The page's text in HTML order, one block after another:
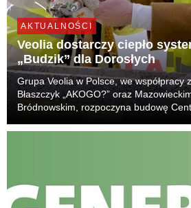
AKTUALNOŚCI
Veolia dostarczy ciepło
„Budzik” dla Dorosłych
Grupa Veolia w Polsce, we współpracy
Błaszczyk „AKOGO?” oraz
Bródnowskim, rozpoczyna budowę
bezpieczne dostawy m.in. do Kliniki